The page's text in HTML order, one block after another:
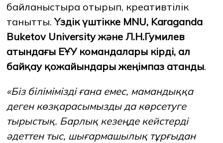
байланыстыра отырып, креативтілік
танытты.Үздік үштікке MNU, Karaganda
Buketov University және Л.Н.Гумилев
атындағы ЕҰУ командалары кірді, ал
байқау қожайындары жеңімпаз атанды.
«Біз білімімізді ғана емес, мамандыққа
деген көзқарасымызды да көрсетуге
тырыстық. Барлық кезеңде кейстерді
әдеттен тыс, шығармашылық тұрғыдан